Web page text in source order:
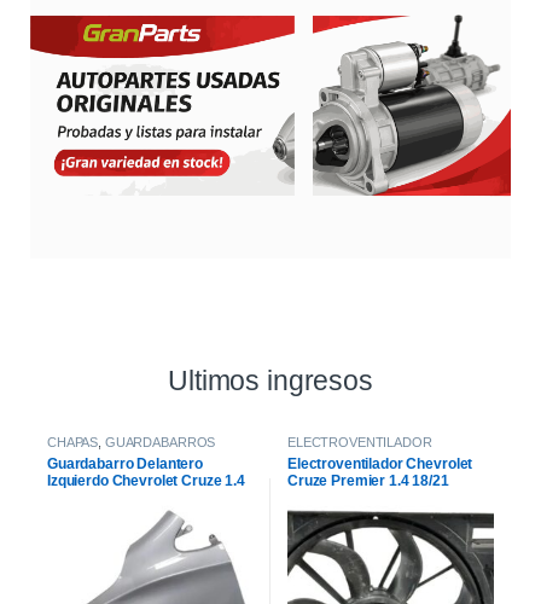
Ultimos ingresos
CHAPAS GUARDABARROS
Guardabarro Delantero
Izquierdo Chevrolet Cruze 1.4
ELECTROVENTILADOR
Electroventilador Chevrolet
Cruze Premier 1.4 18/21